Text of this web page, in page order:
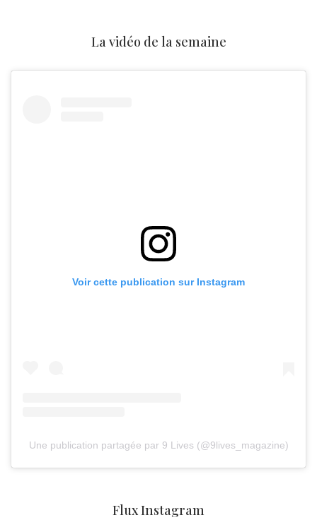
La vidéo de la semaine
Voir cette publication sur Instagram
Une publication partagée par 9 Lives (@9lives_magazine)
Flux Instagram